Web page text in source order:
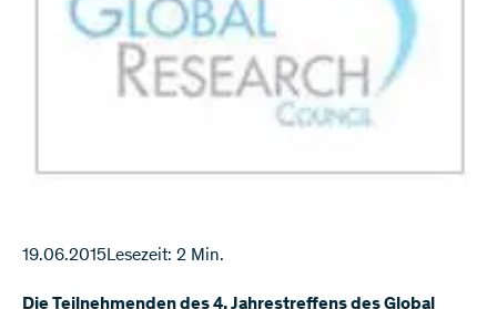
19.06.2015Lesezeit: 2 Min.
Die Teilnehmenden des 4. Jahrestreffens des Global